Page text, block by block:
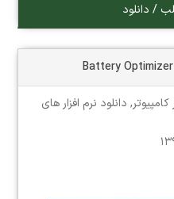
/ دانلود
کامپیوتر, دانلود نرم افزار های